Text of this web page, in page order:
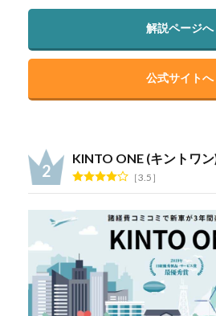
解説ページへ
公式サイトへ
KINTO ONE (キントワン
3.5